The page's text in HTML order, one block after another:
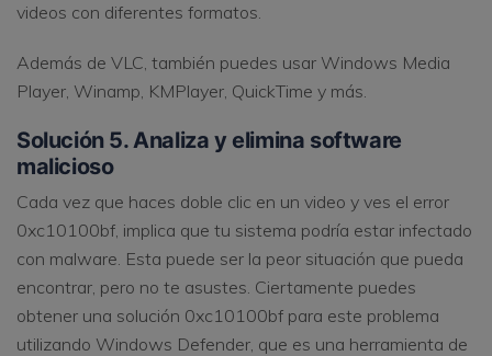
videos con diferentes formatos.
Además de VLC, también puedes usar Windows Media
Player, Winamp, KMPlayer, QuickTime y más.
Solución 5. Analiza y elimina software
malicioso
Cada vez que haces doble clic en un video y ves el error
0xc10100bf, implica que tu sistema podría estar infectado
con malware. Esta puede ser la peor situación que pueda
encontrar, pero no te asustes. Ciertamente puedes
obtener una solución 0xc10100bf para este problema
utilizando Windows Defender, que es una herramienta de